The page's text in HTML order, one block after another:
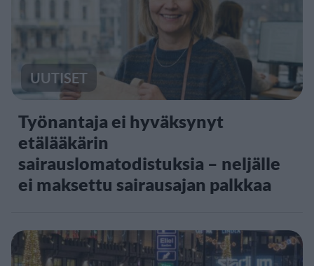
UUTISET
Työnantaja ei hyväksynyt
etälääkärin
sairauslomatodistuksia – neljälle
ei maksettu sairausajan palkkaa